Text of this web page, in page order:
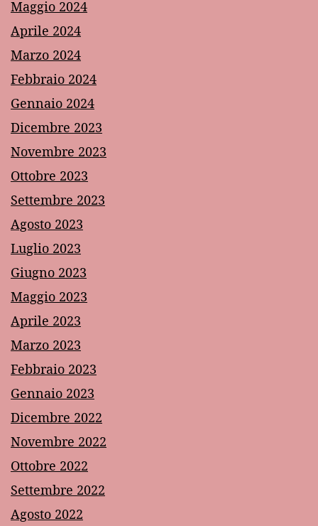
Maggio 2024
Aprile 2024
Marzo 2024
Febbraio 2024
Gennaio 2024
Dicembre 2023
Novembre 2023
Ottobre 2023
Settembre 2023
Agosto 2023
Luglio 2023
Giugno 2023
Maggio 2023
Aprile 2023
Marzo 2023
Febbraio 2023
Gennaio 2023
Dicembre 2022
Novembre 2022
Ottobre 2022
Settembre 2022
Agosto 2022